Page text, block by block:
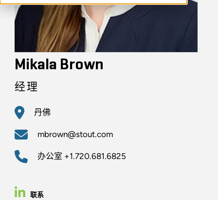
Mikala Brown
经理
丹佛
mbrown@stout.com
办公室 +1.720.681.6825
联系